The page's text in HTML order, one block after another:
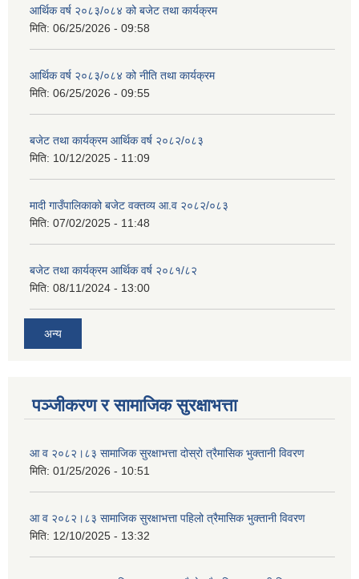
आर्थिक वर्ष २०८३/०८४ को बजेट तथा कार्यक्रम
मिति: 06/25/2026 - 09:58
आर्थिक वर्ष २०८३/०८४ को नीति तथा कार्यक्रम
मिति: 06/25/2026 - 09:55
बजेट तथा कार्यक्रम आर्थिक वर्ष २०८२/०८३
मिति: 10/12/2025 - 11:09
मादी गाउँपालिकाको बजेट वक्तव्य आ.व २०८२/०८३
मिति: 07/02/2025 - 11:48
बजेट तथा कार्यक्रम आर्थिक वर्ष २०८१/८२
मिति: 08/11/2024 - 13:00
अन्य
पञ्जीकरण र सामाजिक सुरक्षाभत्ता
आ व २०८२।८३ सामाजिक सुरक्षाभत्ता दोस्रो त्रैमासिक भुक्तानी विवरण
मिति: 01/25/2026 - 10:51
आ व २०८२।८३ सामाजिक सुरक्षाभत्ता पहिलो त्रैमासिक भुक्तानी विवरण
मिति: 12/10/2025 - 13:32